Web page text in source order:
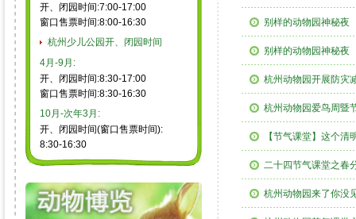
开、闭园时间:7:00-17:00
窗口售票时间:8:00-16:30
杭州少儿公园开、闭园时间
4月-9月:
开、闭园时间:8:30-17:00
窗口售票时间:8:30-16:30
10月-次年3月:
开、闭园时间(窗口售票时间):
8:30-16:30
别样的动物园神秘夜
别样的动物园神秘夜
杭州动物园开展防灾
杭州动物园爱鸟周暨
【节气课堂】这个
二十四节气课堂之春
杭州动物园来了你没